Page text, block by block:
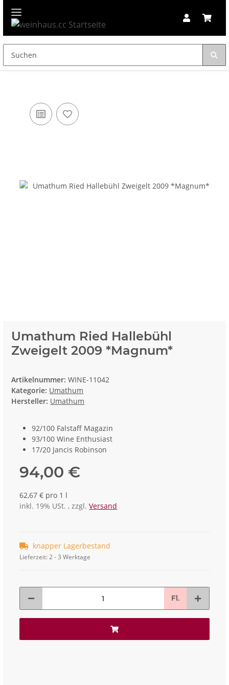
Umathum Ried Hallebühl
Zweigelt 2009 *Magnum*
Artikelnummer:WINE-11042
Kategorie: Umathum
Hersteller: Umathum
92/100 Falstaff Magazin
93/100 Wine Enthusiast
17/20 Jancis Robinson
94,00 €
62,67 € pro 1 l
inkl. 19% USt. , zzgl.Versand
knapper Lagerbestand
Lieferzeit:2 - 3 Werktage
Fl.